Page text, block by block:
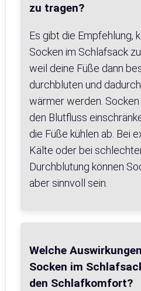
zu tragen?
Es gibt die Empfehlung,
Socken im Schlafsack
weil deine Füße dann
durchbluten und dadurch
wärmer werden. Socken
den Blutfluss
die Füße kühlen ab. Bei
Kälte oder bei
Durchblutung können
aber sinnvoll sein.
Welche
Socken im
den Schlafkomfort?